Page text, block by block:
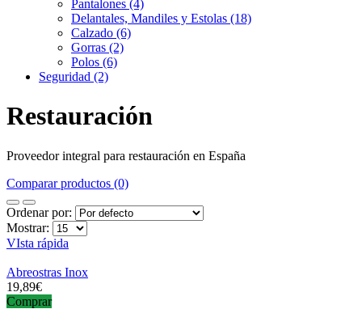
Pantalones (4)
Delantales, Mandiles y Estolas (18)
Calzado (6)
Gorras (2)
Polos (6)
Seguridad (2)
Restauración
Proveedor integral para restauración en España
Comparar productos (0)
Ordenar por:
Mostrar:
VIsta rápida
Abreostras Inox
19,89€
Comprar